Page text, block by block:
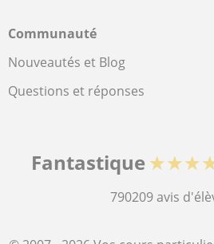
Communauté
Nouveautés et Blog
Questions et réponses
Fantastique
790209avis